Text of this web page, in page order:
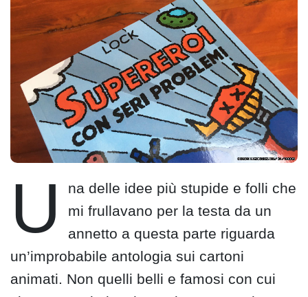
U
na delle idee più stupide e folli che
mi frullavano per la testa da un
annetto a questa parte riguarda
un’improbabile antologia sui cartoni
animati. Non quelli belli e famosi con cui